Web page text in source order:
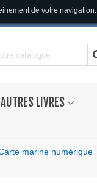
de votre navigation.
AUTRES LIVRES
marine numérique